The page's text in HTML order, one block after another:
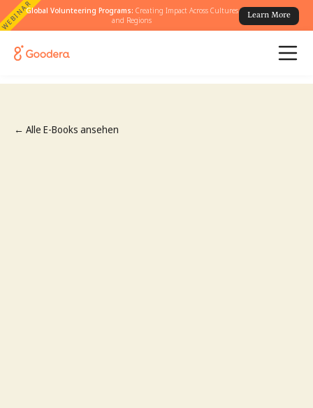
WEBINARGlobal Volunteering Programs: Creating Impact Across Cultures
and Regions
Learn More
← Alle E-Books ansehen